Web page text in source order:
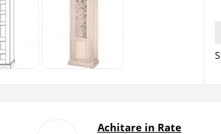
Achitare in Rate